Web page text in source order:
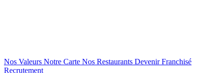
Nos Valeurs Notre Carte Nos Restaurants Devenir Franchisé
Recrutement